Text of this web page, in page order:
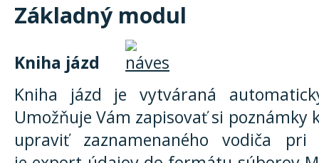
Základný modul
Kniha jázd
Kniha jázd je vytváraná
Umožňuje Vám zapisovať si
upraviť zaznamenaného vodiča pri